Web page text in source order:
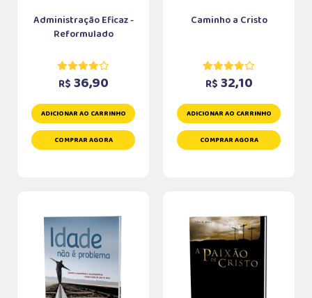
Administração Eficaz -
Reformulado
R$ 36,90
ADICIONAR AO CARRINHO
COMPRAR AGORA
Caminho a Cristo
R$ 32,10
ADICIONAR AO CARRINHO
COMPRAR AGORA